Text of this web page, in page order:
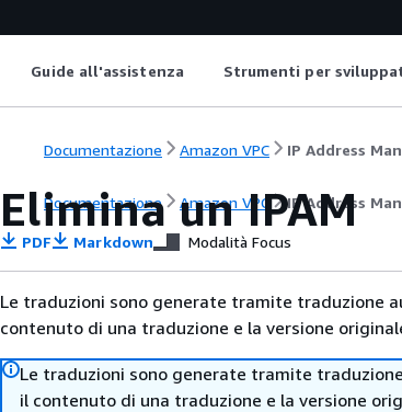
Guide all'assistenza Strumenti per
Documentazione Amazon VPC IP Address
Documentazione Amazon VPC IP Address
Elimina un IPAM
PDF Markdown Modalità Focus
Le traduzioni sono generate tramite traduzione
contenuto di una traduzione e la versione
Le traduzioni sono generate tramite
il contenuto di una traduzione e la versione